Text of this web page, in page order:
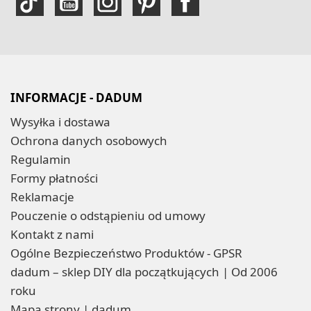
INFORMACJE - DADUM
Wysyłka i dostawa
Ochrona danych osobowych
Regulamin
Formy płatności
Reklamacje
Pouczenie o odstąpieniu od umowy
Kontakt z nami
Ogólne Bezpieczeństwo Produktów - GPSR
dadum – sklep DIY dla początkujących | Od 2006
roku